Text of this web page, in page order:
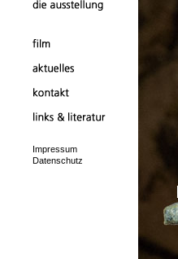
Impressum
Datenschutz